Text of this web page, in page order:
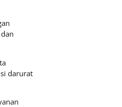
darurat